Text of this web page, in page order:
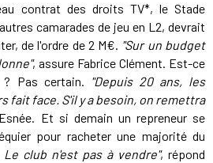
contrat des droits TV*, le Stade
camarades de jeu en L2, devrait
de l'ordre de 2 M€. "Sur un budget
, assure Fabrice Clément. Est-ce
Pas certain. "Depuis 20 ans, les
fait face. S'il y a besoin, on remettra
Et si demain un repreneur se
pour racheter une majorité du
Le club n'est pas à vendre", répond